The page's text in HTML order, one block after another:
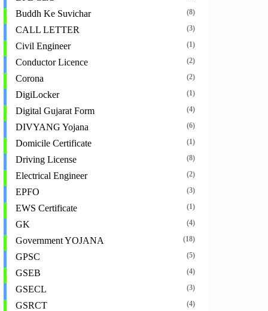
Buddh Ke Suvichar (8)
CALL LETTER (3)
Civil Engineer (1)
Conductor Licence (2)
Corona (2)
DigiLocker (1)
Digital Gujarat Form (4)
DIVYANG Yojana (6)
Domicile Certificate (1)
Driving License (8)
Electrical Engineer (2)
EPFO (3)
EWS Certificate (1)
GK (4)
Government YOJANA (18)
GPSC (5)
GSEB (4)
GSECL (3)
GSRCT (4)